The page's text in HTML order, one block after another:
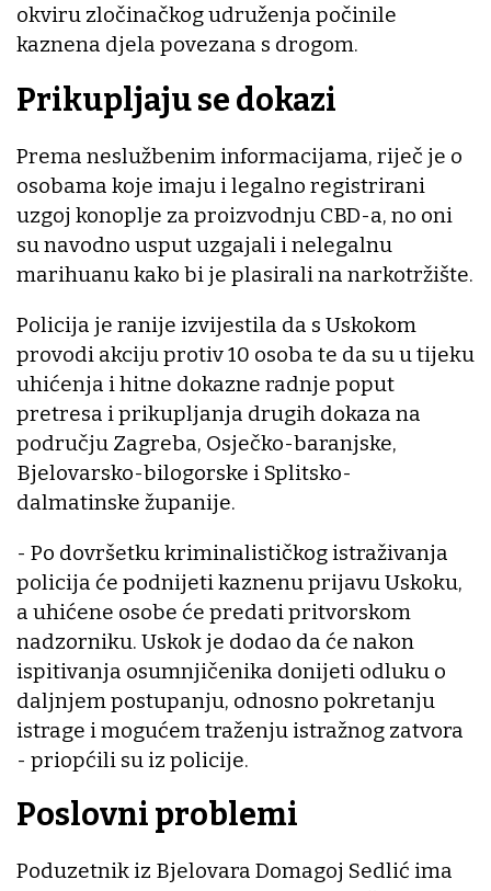
okviru zločinačkog udruženja počinile
kaznena djela povezana s drogom.
Prikupljaju se dokazi
Prema neslužbenim informacijama, riječ je o
osobama koje imaju i legalno registrirani
uzgoj konoplje za proizvodnju CBD-a, no oni
su navodno usput uzgajali i nelegalnu
marihuanu kako bi je plasirali na narkotržište.
Policija je ranije izvijestila da s Uskokom
provodi akciju protiv 10 osoba te da su u tijeku
uhićenja i hitne dokazne radnje poput
pretresa i prikupljanja drugih dokaza na
području Zagreba, Osječko-baranjske,
Bjelovarsko-bilogorske i Splitsko-
dalmatinske županije.
- Po dovršetku kriminalističkog istraživanja
policija će podnijeti kaznenu prijavu Uskoku,
a uhićene osobe će predati pritvorskom
nadzorniku. Uskok je dodao da će nakon
ispitivanja osumnjičenika donijeti odluku o
daljnjem postupanju, odnosno pokretanju
istrage i mogućem traženju istražnog zatvora
- priopćili su iz policije.
Poslovni problemi
Poduzetnik iz Bjelovara Domagoj Sedlić ima